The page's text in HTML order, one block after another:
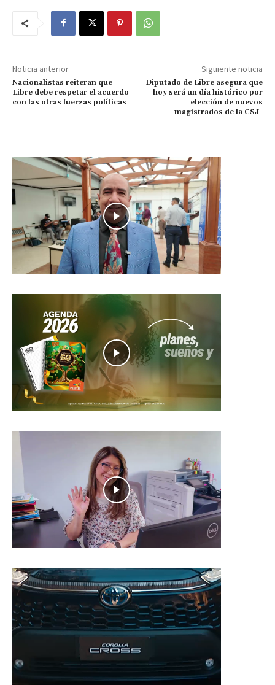
Noticia anterior
Nacionalistas reiteran que
Libre debe respetar el acuerdo
con las otras fuerzas políticas
Siguiente noticia
Diputado de Libre asegura que
hoy será un día histórico por
elección de nuevos
magistrados de la CSJ